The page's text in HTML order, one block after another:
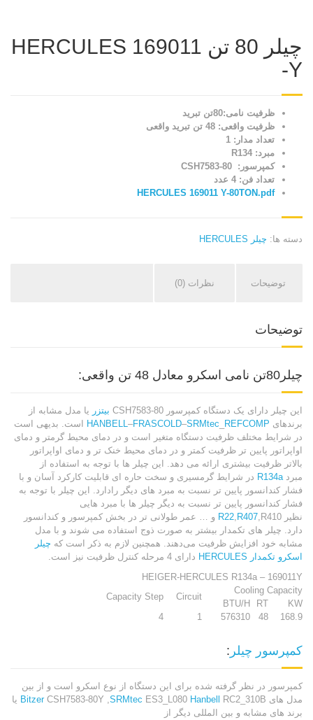
چیلر 80 تن HERCULES 169011
Y-
ظرفیت نامی:80تن تبرید
ظرفیت واقعی: 48 تن تبرید واقعی
تعداد مدار: 1
مبرد: R134
کمپرسور: CSH7583-80
تعداد فن: 4 عدد
HERCULES 169011 Y-80TON.pdf
دسته ها: چیلر HERCULES
توضیحات نظرات (0)
توضیحات
چیلر80تن نامی اسکرو معادل 48 تن واقعی:
این چیلر دارای یک دستگاه کمپرسور CSH7583-80 بیتزر یا مدل مشابه از
برندهای
HANBELL –FRASCOLD–SRMtec REFCOMP
است. بدیهی است
در شرایط مختلف ظرفیت دستگاه متغیر است و در دمای محیط گرمتر و دمای
اواپراتور پایین تر ظرفیت کمتر و در دمای محیط خنک تر و دمای اواپراتور
بالاتر ظرفیت بیشتری ارائه می دهد. این چیلر ها با توجه به استفاده از
مبرد R134a در شرایط گرمسیری و سخت حاره ای قابلیت کارکرد آسان و با
فشار کندانسور پایین تر نسبت به مبرد های دیگر رادارد. این چیلر با توجه به
فشار کندانسور پایین تر نسبت به دیگر چیلر ها با مبرد هایی
نظیر
R22 R407
,R410 و … عمر طولانی تر در بخش کمپرسور و کندانسور
دارد. چیلر های تکمدار بیشتر به صورت ذوج استفاده می شوند و با مدل
مشابه خود افزایش ظرفیت می‌دهند. همچنین لازم به ذکر است که چیلر
اسکرو تکمدار HERCULES
دارای 4 مرحله کنترل ظرفیت نیز است.
HEIGER-HERCULES R134a – 169011Y
Cooling Capacity
Circuit
Capacity Step
KW
RT
BTU/H
168.9
48
576310
1
4
کمپرسور چیلر :
کمپرسور در نظر گرفته شده برای این دستگاه از نوع اسکرو است و از بین
مدل های
Bitzer CSH7583-80Y ,SRMtec ES3_L080 Hanbell
RC2_310B یا
برند های مشابه و بین المللی دیگر از